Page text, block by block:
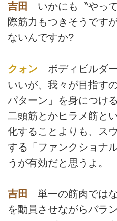
吉田
いかにも〝やっ
際筋力もつきそうです
ないんですか?
クォン ボディビルダ
いいが、我々が目指す
パターン」を身につけ
二頭筋とかヒラメ筋と
化することよりも、ス
する「ファンクショナ
うが有効だと思うよ。
吉田
単一の筋肉では
を動員させながらバラ